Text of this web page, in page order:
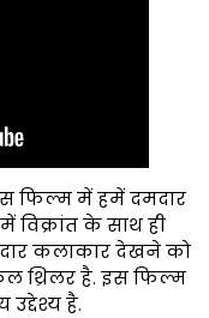
फिल्म में हमें दमदार
के साथ ही
कलाकार देखने को
थ्रिलर है. इस फिल्म
है.